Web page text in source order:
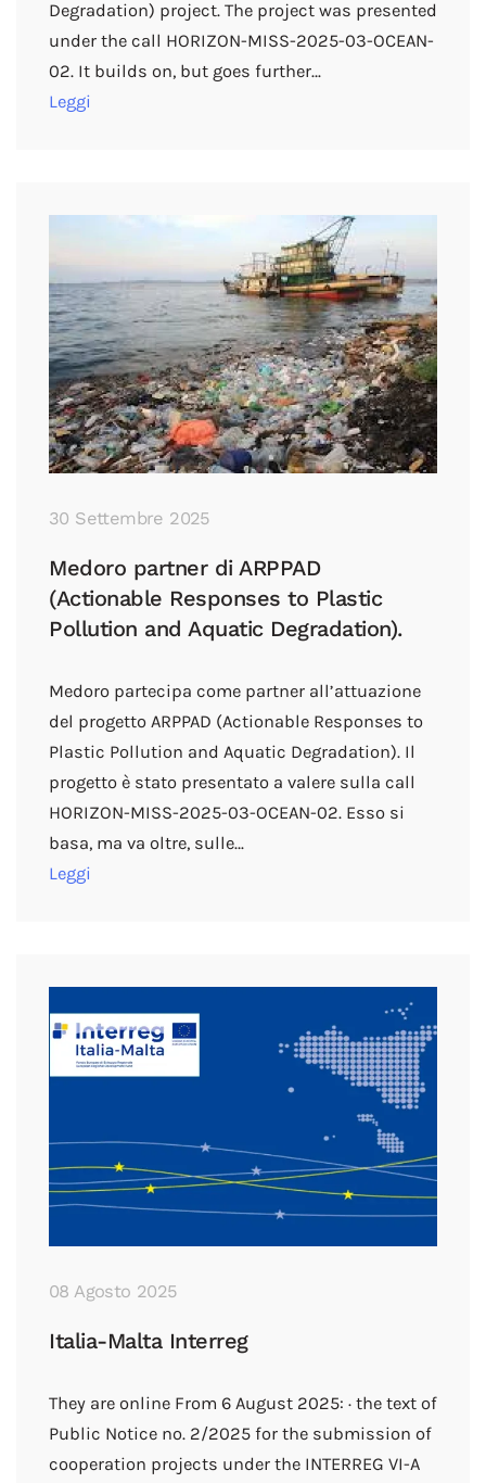
Degradation) project. The project was presented
under the call HORIZON-MISS-2025-03-OCEAN-
02. It builds on, but goes further…
Leggi
30 Settembre 2025
Medoro partner di ARPPAD
(Actionable Responses to Plastic
Pollution and Aquatic Degradation).
Medoro partecipa come partner all’attuazione
del progetto ARPPAD (Actionable Responses to
Plastic Pollution and Aquatic Degradation). Il
progetto è stato presentato a valere sulla call
HORIZON-MISS-2025-03-OCEAN-02. Esso si
basa, ma va oltre, sulle…
Leggi
08 Agosto 2025
Italia-Malta Interreg
They are online From 6 August 2025: · the text of
Public Notice no. 2/2025 for the submission of
cooperation projects under the INTERREG VI-A